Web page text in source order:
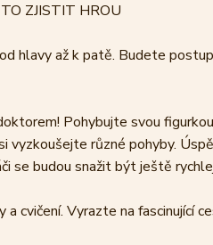
ZJISTIT HROU
hlavy až k patě. Budete
Pohybujte svou
vyzkoušejte různé pohyby.
se budou snažit být ještě
cvičení. Vyrazte na fascinující